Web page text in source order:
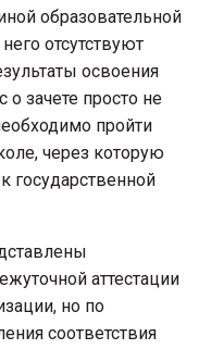
образовательной
отсутствуют
освоения
зачете просто не
пройти
через которую
государственной
аттестации
но по
соответствия